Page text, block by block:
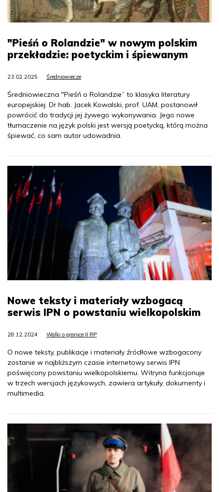
"Pieśń o Rolandzie" w nowym polskim
przekładzie: poetyckim i śpiewanym
23.02.2025 Średniowiecze
Średniowieczna "Pieśń o Rolandzie” to klasyka literatury
europejskiej. Dr hab. Jacek Kowalski, prof. UAM, postanowił
powrócić do tradycji jej żywego wykonywania. Jego nowe
tłumaczenie na język polski jest wersją poetycką, którą można
śpiewać, co sam autor udowadnia.
Nowe teksty i materiały wzbogacą
serwis IPN o powstaniu wielkopolskim
28.12.2024 Walki o granice II RP
O nowe teksty, publikacje i materiały źródłowe wzbogacony
zostanie w najbliższym czasie internetowy serwis IPN
poświęcony powstaniu wielkopolskiemu. Witryna funkcjonuje
w trzech wersjach językowych, zawiera artykuły, dokumenty i
multimedia.